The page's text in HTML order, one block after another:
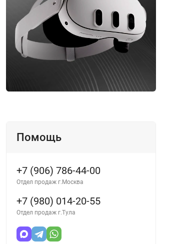
В наличии
174 990 ₽ 184 990 ₽
В корзину
Оформить в 1 клик
Помощь
+7 (906) 786-44-00
Отдел продаж г.Москва
+7 (980) 014-20-55
Отдел продаж г.Тула